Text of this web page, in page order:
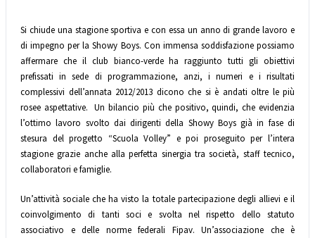
Si chiude una stagione sportiva e con essa un anno di grande lavoro e
di impegno per la Showy Boys. Con immensa soddisfazione possiamo
affermare che il club bianco-verde ha raggiunto tutti gli obiettivi
prefissati in sede di programmazione, anzi, i numeri e i risultati
complessivi dell’annata 2012/2013 dicono che si è andati oltre le più
rosee aspettative. Un bilancio più che positivo, quindi, che evidenzia
l’ottimo lavoro svolto dai dirigenti della Showy Boys già in fase di
stesura del progetto “Scuola Volley” e poi proseguito per l’intera
stagione grazie anche alla perfetta sinergia tra società, staff tecnico,
collaboratori e famiglie.
Un’attività sociale che ha visto la totale partecipazione degli allievi e il
coinvolgimento di tanti soci e svolta nel rispetto dello statuto
associativo e delle norme federali Fipav. Un’associazione che è